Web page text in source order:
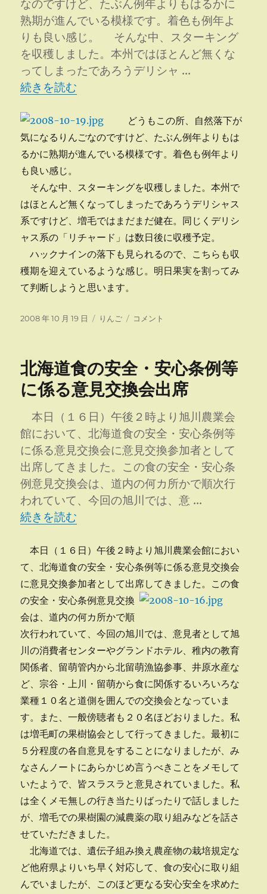
め
か
み
収
穫
に
なのですけど、たぶん例年よりもはるかに
熟期が進んでいる模様です。着色も例年よ
りも良い感じ。 そんな中、スターキング
を収穫しました。本州ではほとんど無くな
ってしまったであろうデリシャ …
“スターキング収穫” の
続きを読む
どうもこの所、自然落下が
気になるりんごなのですけど、たぶん例年よりもは
るかに熟期が進んでいる模様です。着色も例年より
も良い感じ。
そんな中、スターキングを収穫しました。本州で
はほとんど無くなってしまったであろうデリシャス
系ですけど、増毛ではまだまだ健在。同じくデリシ
ャス系の「リチャード」は数日後に収穫予定。
ハックナインの落下も見られるので、こちらも収
穫期を迎えているような感じ。明日果実を割ってみ
て判断しようと思います。
投
2008 年 10 月 19 日
カ
ー
りんご
ス
ン
収
に
コメント
北海道食の安全・安心条例等
に係る意見交換会出席
本日（１６日）午後２時より旭川農業会
館において、北海道食の安全・安心条例等
に係る意見交換会に意見交換参加者として
出席してきました。この食の安全・安心条
例意見交換会は、道内の何カ所かで順次行
われていて、今回の旭川では、意 …
“北海道食の安全・安心条例等に係る意見交換
続きを読む
本日（１６日）午後２時より旭川農業会館におい
て、北海道食の安全・安心条例等に係る意見交換会
に意見交換参加者として出席してきました。 この食
の安全・安心条例意見交換
会は、道内の何カ所かで順
次行われていて、今回の旭川では、意見者として旭
川の消費者センターやグランドホテル、稚内の教育
関係者、留萌管内から北留萌漁協参事、井原水産な
ど、宗谷・上川・留萌から食に関係するいろいろな
業種１０名と道側を囲んでの交換会となっていま
す。また、一般傍聴者も２０名ほどおりました。私
は増毛町の果樹協会として行ってきました。最初に
５分程度の各自意見をすることになりましたが、み
なさんノートにあらかじめ言うべきことをメモして
いたようで、皆スラスラと意見されていました。私
は全くメモ無しの行き当たりばったりで話しました
が、増毛での果樹園の減農薬の取り組みなどを話さ
せていただきました。
北海道では、遺伝子組み換え農産物の栽培規定な
ど他府県よりいち早く対応して、食の安心に取り組
んでいましたが、このほど更なる安心安全を求めた